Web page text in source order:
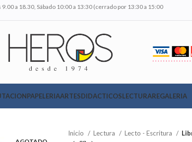
a 18.30, Sábado 10:00 a 13:30 (cerrado por 13:30 a 15:00
PAPELERIAARTESDIDACTICOSLECTURAREGALERIA
Inicio Lectura Lecto - Escritura